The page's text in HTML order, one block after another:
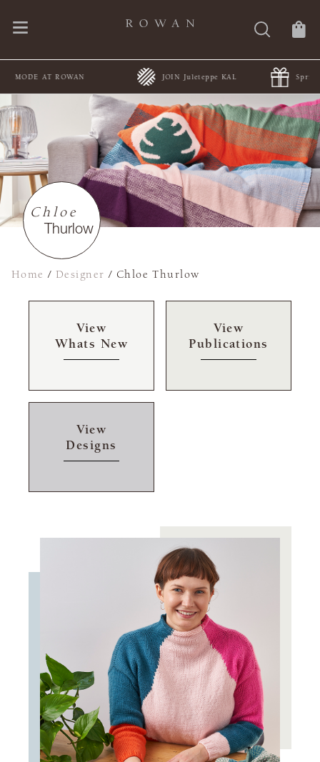
JOIN Juleteppe KAL Spring Summer Collections
Chloe
Thurlow
Home /Designer / Chloe Thurlow
View
Whats New
View
Publications
View
Designs